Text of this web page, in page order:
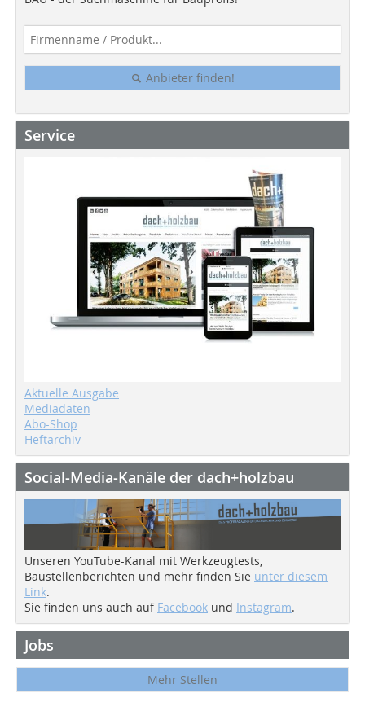
Anbieter finden!
Service
Aktuelle Ausgabe
Mediadaten
Abo-Shop
Heftarchiv
Social-Media-Kanäle der dach+holzbau
Unseren YouTube-Kanal mit Werkzeugtests,
Baustellenberichten und mehr finden Sie unter diesem
Link.
Sie finden uns auch auf Facebook und Instagram.
Jobs
Mehr Stellen